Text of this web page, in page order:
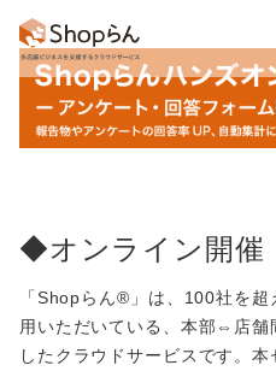
かんたん集計 既読率
フレッシュマニュアル
◆オンライン開
「Shopらん®」は、100社を
用いただいている、本部⇔店舗
したクラウドサービスです。